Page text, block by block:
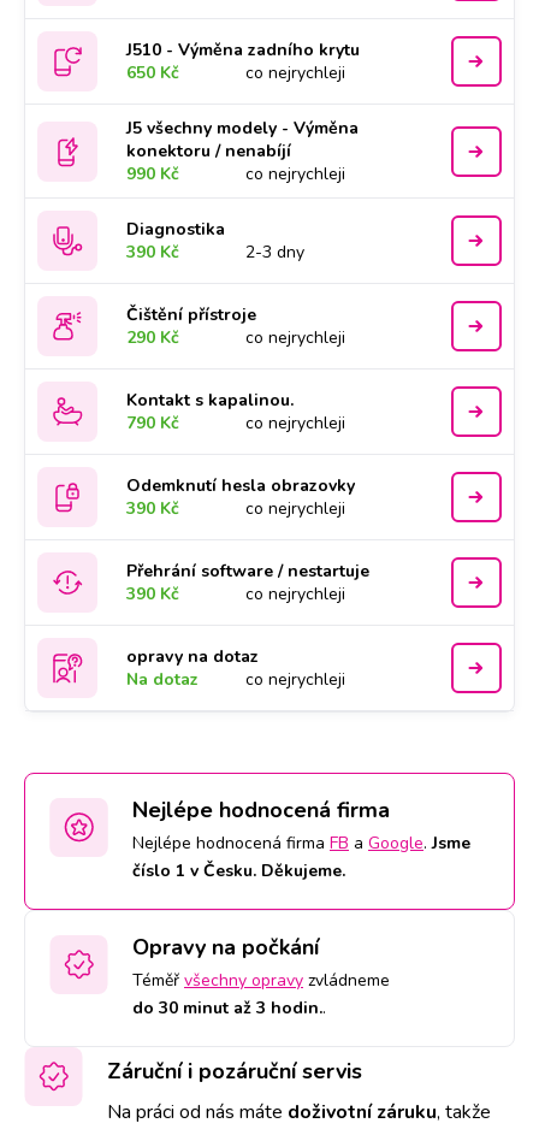
J510 - Výměna zadního krytu
650 Kč
co nejrychleji
J5 všechny modely - Výměna
konektoru / nenabíjí
990 Kč
co nejrychleji
Diagnostika
390 Kč
2-3 dny
Čištění přístroje
290 Kč
co nejrychleji
Kontakt s kapalinou.
790 Kč
co nejrychleji
Odemknutí hesla obrazovky
390 Kč
co nejrychleji
Přehrání software / nestartuje
390 Kč
co nejrychleji
opravy na dotaz
Na dotaz
co nejrychleji
Nejlépe hodnocená firma
Nejlépe hodnocená firma FB a Google.Jsme
číslo 1 v Česku. Děkujeme.
Opravy na počkání
Téměř všechny opravy zvládneme
do 30 minut až 3 hodin..
Záruční i pozáruční servis
Na práci od nás máte doživotní záruku, takže